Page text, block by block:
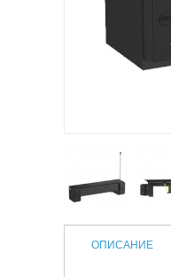
ОПИСАНИЕ